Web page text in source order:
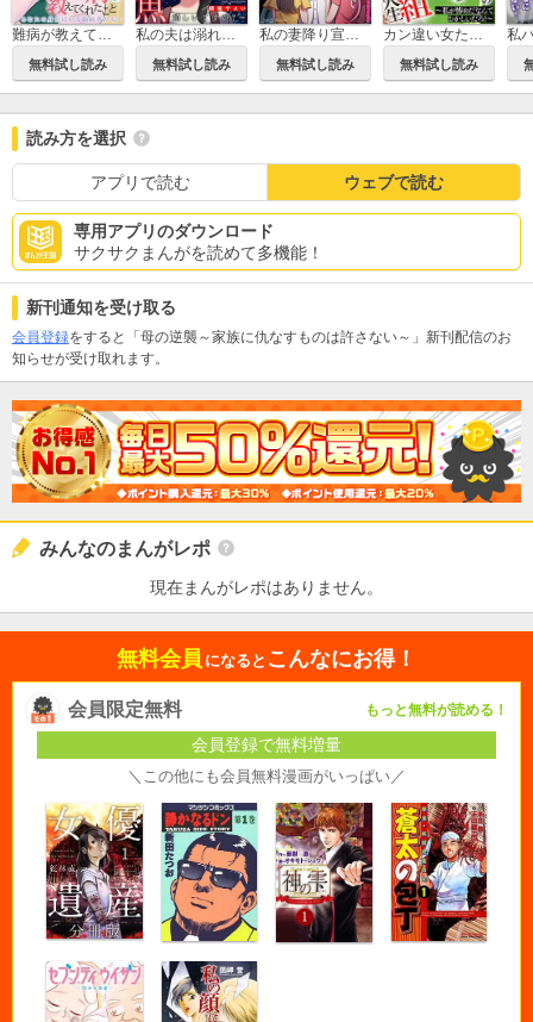
難病が教えてくれたこと ～あなたの身近にいる闘病者たち～
無料試し読み
私の夫は溺れる魚～雑魚を寝取って嬉しいですか？～
無料試し読み
私の妻降り宣言～見下し夫に最高の修羅場を!!～
無料試し読み
カン違い女たちの負け組人生～私が惨めだなんておかしいだろ！～
無料試し読み
読み方を選択
アプリで読む ウェブで読む
専用アプリのダウンロード
サクサクまんがを読めて多機能！
新刊通知を受け取る
会員登録をすると「母の逆襲～家族に仇なすものは許さない～」新刊配信のお
知らせが受け取れます。
みんなのまんがレポ
現在まんがレポはありません。
無料会員 になると こんなにお得！
会員限定無料 もっと無料が読める！
会員登録で無料増量
＼この他にも会員無料漫画がいっぱい／